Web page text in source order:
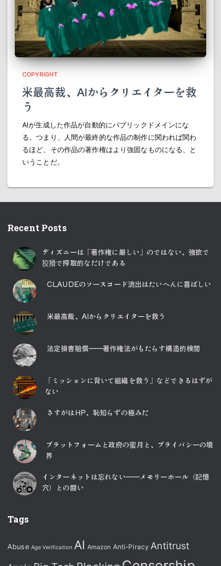
COPYRIGHT
米最高裁、AIからクリエイターを救
う
AIが生成した作品が自動的にパブリックドメインにな
る。つまり、人間が最終的な作品の制作に関われば関わ
るほど、その作品の著作権はより強固なものになる、と
いうことだ。
Recent Posts
ディズニーは「著作権に厳しい」のではない、強欲で
狡猾で搾取的なだけである
CLAUDEのソースコード流出はたいへんに喜ばしい
米最高裁、AIからクリエイターを救う
法定損害賠償――著作権法がもたらす構造的検閲
「ミッションに背いて組織を救う」などできるはずが
ない
さすがはHP、恥知らずの極みだ
プラットフォームと政府の蜜月と、プライバシーの境
界
インターネットは忘れない――メモリーホール（記憶
穴）との闘い
Tags
Abuse Age Verification AI Amazon Anti-Piracy Antitrust